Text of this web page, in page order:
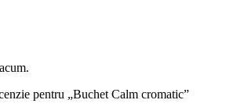
pentru „Buchet Calm cromatic”